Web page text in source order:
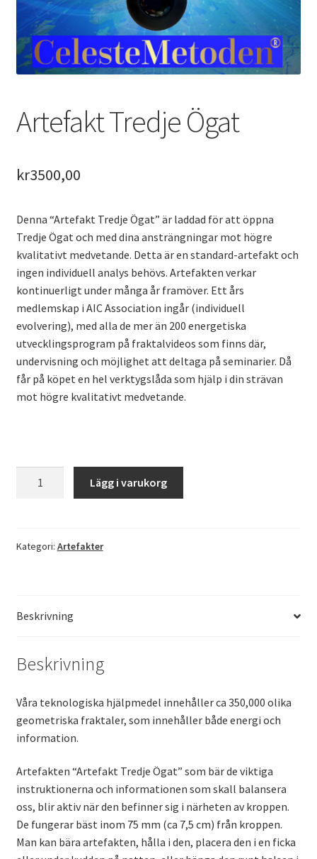
Varukorg
Artefakt Tredje Ögat
kr3500,00
Denna “Artefakt Tredje Ögat” är laddad för att öppna
Tredje Ögat och med dina ansträngningar mot högre
kvalitativt medvetande. Detta är en standard-artefakt och
ingen individuell analys behövs. Artefakten verkar
kontinuerligt under många år framöver. Ett års
medlemskap i AIC Association ingår (individuell
evolvering), med alla de mer än 200 energetiska
utvecklingsprogram på fraktalvideos som finns där,
undervisning och möjlighet att deltaga på seminarier. Då
får på köpet en hel verktygslåda som hjälp i din strävan
mot högre kvalitativt medvetande.
Lägg i varukorg
Kategori: Artefakter
Beskrivning
Beskrivning
Våra teknologiska hjälpmedel innehåller ca 350,000 olika
geometriska fraktaler, som innehåller både energi och
information.
Artefakten “Artefakt Tredje Ögat” som bär de viktiga
instruktionerna och informationen som skall balansera
oss, blir aktiv när den befinner sig i närheten av kroppen.
De fungerar bäst inom 75 mm (ca 7,5 cm) från kroppen.
Man kan bära artefakten, hålla i den, placera den i en ficka